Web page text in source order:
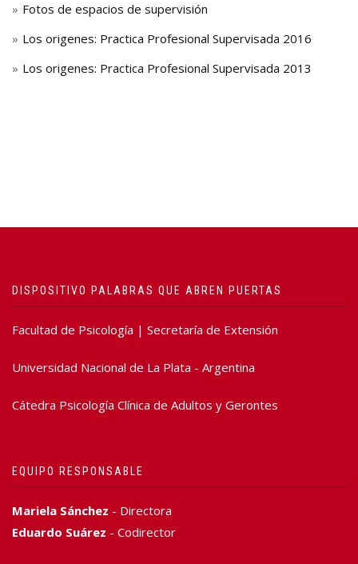
Fotos de espacios de supervisión
Los origenes: Practica Profesional Supervisada 2016
Los origenes: Practica Profesional Supervisada 2013
DISPOSITIVO PALABRAS QUE ABREN PUERTAS
Facultad de Psicología | Secretaría de Extensión
Universidad Nacional de La Plata - Argentina
Cátedra Psicología Clínica de Adultos y Gerontes
EQUIPO RESPONSABLE
Mariela Sánchez - Directora
Eduardo Suárez - Codirector